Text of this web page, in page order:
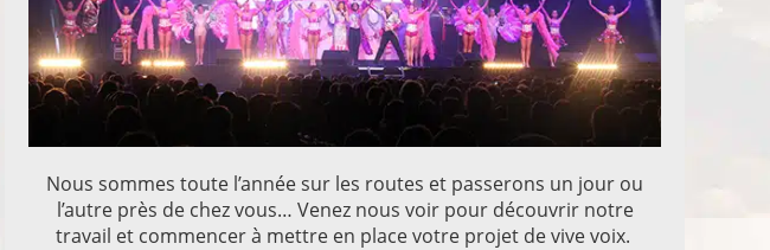
Nous sommes toute l’année sur les routes et passerons un jour ou
l’autre près de chez vous… Venez nous voir pour découvrir notre
travail et commencer à mettre en place votre projet de vive voix.